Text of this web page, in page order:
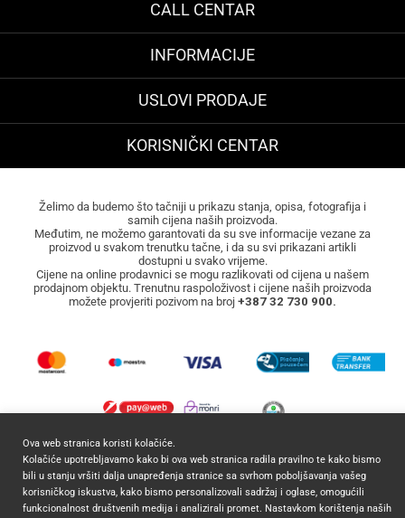
CALL CENTAR
INFORMACIJE
USLOVI PRODAJE
KORISNIČKI CENTAR
Želimo da budemo što tačniji u prikazu stanja, opisa, fotografija i
samih cijena naših proizvoda.
Međutim, ne možemo garantovati da su sve informacije vezane za
proizvod u svakom trenutku tačne, i da su svi prikazani artikli
dostupni u svako vrijeme.
Cijene na online prodavnici se mogu razlikovati od cijena u našem
prodajnom objektu. Trenutnu raspoloživost i cijene naših proizvoda
možete provjeriti pozivom na broj +387 32 730 900.
2026 ©Mocca Commerce Sva prava zadržana.
Ova web stranica koristi kolačiće.
Kolačiće upotrebljavamo kako bi ova web stranica radila pravilno te kako bismo
bili u stanju vršiti dalja unapređenja stranice sa svrhom poboljšavanja vašeg
korisničkog iskustva, kako bismo personalizovali sadržaj i oglase, omogućili
funkcionalnost društvenih medija i analizirali promet. Nastavkom korištenja naših